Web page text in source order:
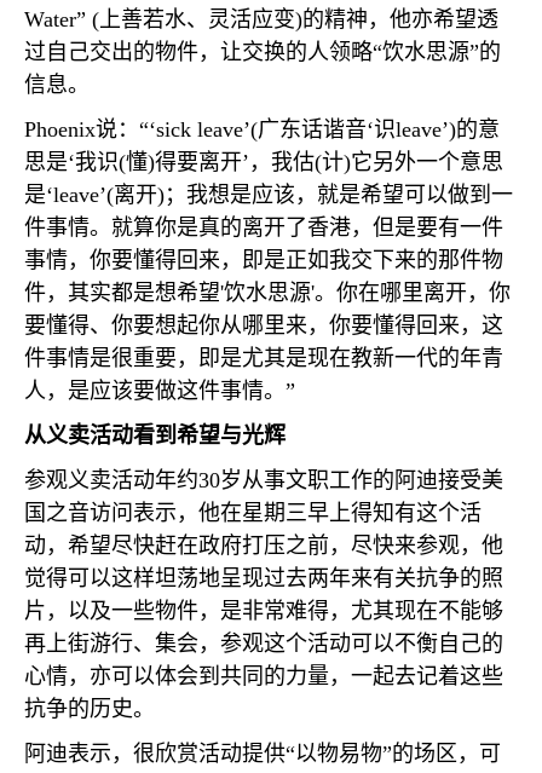
Water” (上善若水、灵活应变)的精神，他亦希望透
过自己交出的物件，让交换的人领略“饮水思源”的
信息。
Phoenix说：“‘sick leave’(广东话谐音‘识leave’)的意
思是‘我识(懂)得要离开’，我估(计)它另外一个意思
是‘leave’(离开)；我想是应该，就是希望可以做到一
件事情。就算你是真的离开了香港，但是要有一件
事情，你要懂得回来，即是正如我交下来的那件物
件，其实都是想希望'饮水思源'。你在哪里离开，你
要懂得、你要想起你从哪里来，你要懂得回来，这
件事情是很重要，即是尤其是现在教新一代的年青
人，是应该要做这件事情。”
从义卖活动看到希望与光辉
参观义卖活动年约30岁从事文职工作的阿迪接受美
国之音访问表示，他在星期三早上得知有这个活
动，希望尽快赶在政府打压之前，尽快来参观，他
觉得可以这样坦荡地呈现过去两年来有关抗争的照
片，以及一些物件，是非常难得，尤其现在不能够
再上街游行、集会，参观这个活动可以不衡自己的
心情，亦可以体会到共同的力量，一起去记着这些
抗争的历史。
阿迪表示，很欣赏活动提供“以物易物”的场区，可